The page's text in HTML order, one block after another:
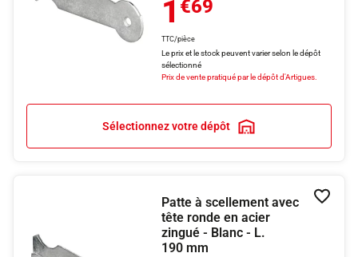
1 €69
TTC/pièce
Le prix et le stock peuvent varier selon le dépôt
sélectionné
Prix de vente pratiqué par le dépôt d'Artigues.
Sélectionnez votre dépôt
Patte à scellement avec
tête ronde en acier
zingué - Blanc - L.
190 mm